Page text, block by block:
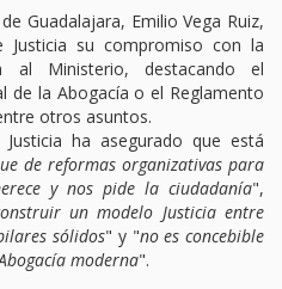
Guadalajara, Emilio Vega Ruiz,
su compromiso con la
al Ministerio, destacando el
de la Abogacía o el Reglamento
otros asuntos.
ha asegurado que está
de reformas organizativas para
y nos pide la ciudadanía",
un modelo Justicia entre
sólidos" y "no es concebible
moderna".